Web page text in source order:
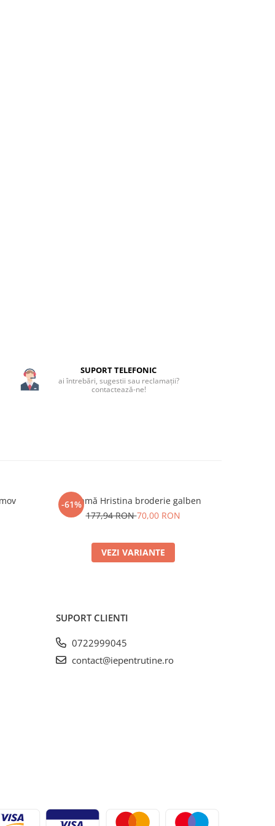
SUPORT TELEFONIC
ai întrebări, sugestii sau reclamații?
contactează-ne!
-61%
Ie damă Hristina broderie galben
177,94 RON70,00 RON
VEZI VARIANTE
SUPORT CLIENTI
0722999045
contact@iepentrutine.ro